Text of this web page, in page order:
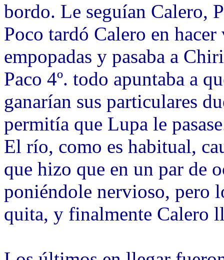
bordo. Le seguían Calero,
Poco tardó Calero en
empopadas y pasaba a
Paco 4º. todo apuntaba a
ganarían sus particulares
permitía que Lupa le
El río, como es habitual,
que hizo que en un par de
poniéndole nervioso, pero
quita, y finalmente Calero